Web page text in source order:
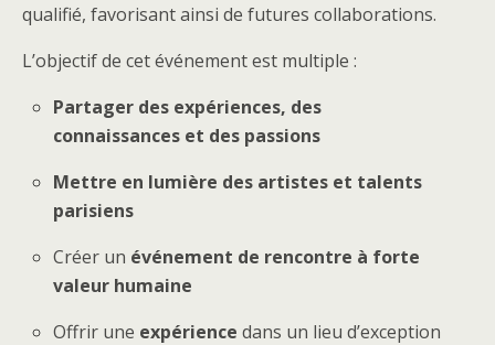
qualifié, favorisant ainsi de futures collaborations.
L’objectif de cet événement est multiple :
Partager des expériences, des
connaissances et des passions
Mettre en lumière des artistes et talents
parisiens
Créer un événement de rencontre à forte
valeur humaine
Offrir une expérience dans un lieu d’exception